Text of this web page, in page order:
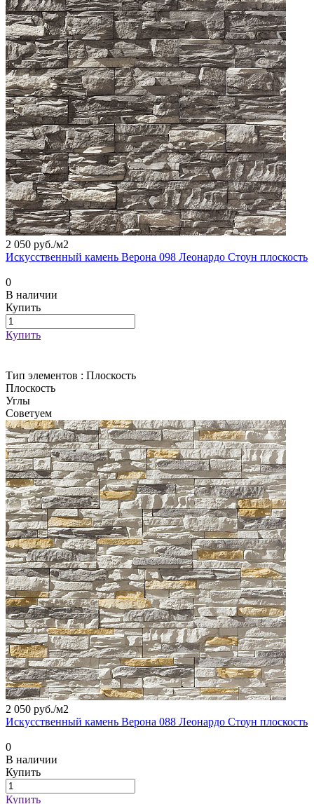
2 050 руб./м2
Искусственный камень Верона 098 Леонардо Стоун плоскость
0
В наличии
Купить
Купить
Тип элементов : Плоскость
Плоскость
Углы
Советуем
2 050 руб./м2
Искусственный камень Верона 088 Леонардо Стоун плоскость
0
В наличии
Купить
Купить